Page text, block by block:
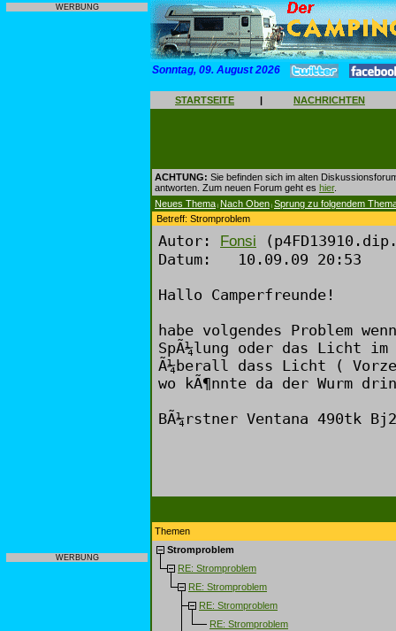
WERBUNG
WERBUNG
Sonntag, 09. August 2026
STARTSEITE | NACHRICHTEN
ACHTUNG: Sie befinden sich im alten
antworten. Zum neuen Forum geht es hier.
Neues Thema | Nach Oben | Sprung zu folgendem
Betreff: Stromproblem
Autor: Fonsi
Datum: 10.09.09 20:53
Hallo Camperfreunde!
habe volgendes Problem
SpÃ¼lung oder das Licht
Ã¼berall dass Licht (
wo kÃ¶nnte da der Wurm
BÃ¼rstner Ventana 490tk
Themen
Stromproblem
RE: Stromproblem
RE: Stromproblem
RE: Stromproblem
RE: Stromproblem